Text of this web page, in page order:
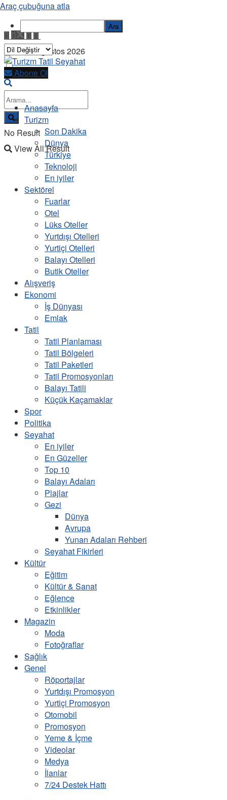
Pazar, 9 Ağustos 2026
No Result
View All Result
Abone Ol
Anasayfa
Turizm
Son Dakika
Dünya
Türkiye
Teknoloji
En iyiler
Sektörel
Fuarlar
Otel
Lüks Oteller
Yurtdışı Otelleri
Yurtiçi Otelleri
Balayı Otelleri
Butik Oteller
Alışveriş
Ekonomi
İş Dünyası
Emlak
Tatil
Tatil Planlaması
Tatil Bölgeleri
Tatil Paketleri
Tatil Promosyonları
Balayı Tatili
Küçük Kaçamaklar
Spor
Politika
Seyahat
En iyiler
En Güzeller
Top 10
Balayı Adaları
Plajlar
Gezi
Dünya
Avrupa
Yunan Adaları Rehberi
Seyahat Fikirleri
Kültür
Eğitim
Kültür & Sanat
Eğlence
Etkinlikler
Magazin
Moda
Fotoğraflar
Sağlık
Genel
Röportajlar
Yurtdışı Promosyon
Yurtiçi Promosyon
Otomobil
Promosyon
Yeme & İçme
Videolar
Medya
İlanlar
7/24 Destek Hattı
Araç çubuğuna atla
Ara